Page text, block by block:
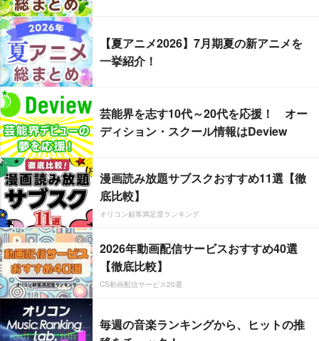
【夏アニメ2026】7月期夏の新アニメを
一挙紹介！
芸能界を志す10代～20代を応援！ オー
ディション・スクール情報はDeview
漫画読み放題サブスクおすすめ11選【徹
底比較】
オリコン顧客満足度ランキング
2026年動画配信サービスおすすめ40選
【徹底比較】
CS動画配信サービス20選
毎週の音楽ランキングから、ヒットの推